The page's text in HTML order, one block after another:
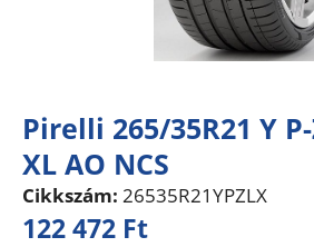
Pirelli 265/35R21 Y
XL AO NCS
Cikkszám: 26535R21YPZLX
122 472 Ft